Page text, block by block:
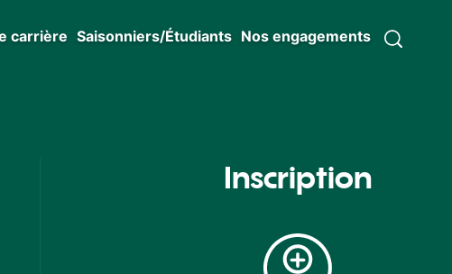
carrière Saisonniers/Étudiants Nos engagements
Inscription